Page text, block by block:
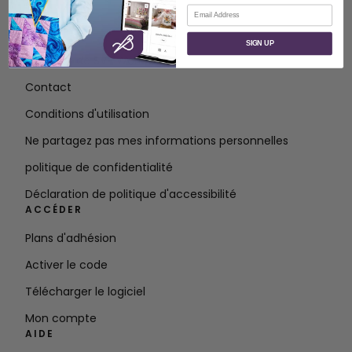
À PROPOS
À propos de SVP Worldwide
Contact
Conditions d'utilisation
Ne partagez pas mes informations personnelles
politique de confidentialité
Déclaration de politique d'accessibilité
ACCÉDER
Plans d'adhésion
Activer le code
Télécharger le logiciel
Mon compte
AIDE
Courriel
SIGN UP